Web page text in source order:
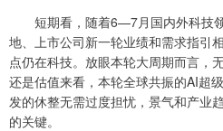
短期看，随着6—7月国内外科技领
地、上市公司新一轮业绩和需求指引
点仍在科技。放眼本轮大周期而言，
还是估值来看，本轮全球共振的AI超
发的休整无需过度担忧，景气和产业
的关键。